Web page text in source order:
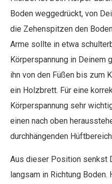
Boden weggedrückt, von
die Zehenspitzen den
Arme sollte in etwa
Körperspannung in Deinem
ihn von den Füßen bis zum
ein Holzbrett. Für eine
Körperspannung sehr
einen nach oben
durchhängenden
Aus dieser Position senkst
langsam in Richtung